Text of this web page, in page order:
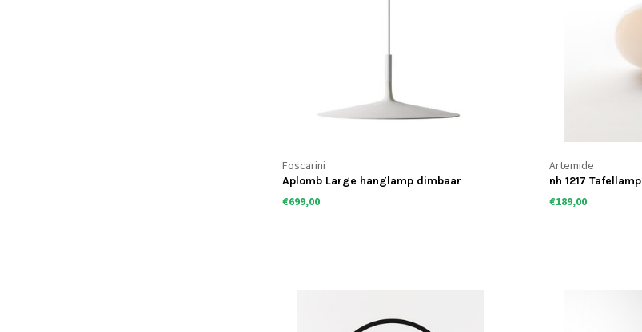
Foscarini
Aplomb Large hanglamp dimbaar
€699,00
Artemide
nh 1217 Tafellamp
€189,00